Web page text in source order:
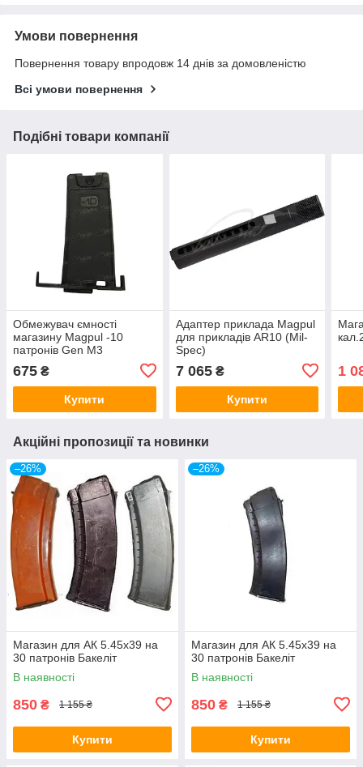
Умови повернення
Повернення товару впродовж 14 днів за домовленістю
Всі умови повернення
Подібні товари компанії
Обмежувач ємності
магазину Magpul -10
патронів Gen M3
675 ₴
Купити
Адаптер приклада Magpul
для прикладів AR10 (Mil-
Spec)
7 065₴
Купити
1
Акційні пропозиції та новинки
–26%
Магазин для АК 5.45х39 на
30 патронів Бакеліт
В наявності
850 ₴ 1 155 ₴
Купити
–26%
Магазин для АК 5.45х39 на
30 патронів Бакеліт
В наявності
850 ₴ 1 155 ₴
Купити